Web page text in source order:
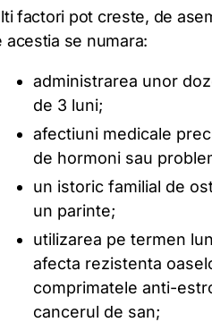
factori pot creste, de
acestia se numara:
administrarea unor
de 3 luni;
afectiuni medicale
de hormoni sau
un istoric familial de
un parinte;
utilizarea pe termen
afecta rezistenta
comprimatele anti-
cancerul de san;